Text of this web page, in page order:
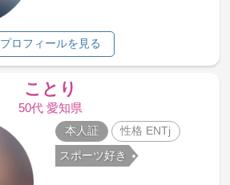
プロフィールを見る
ことり
50代 愛知県
本人証 性格 ENTj
スポーツ好き